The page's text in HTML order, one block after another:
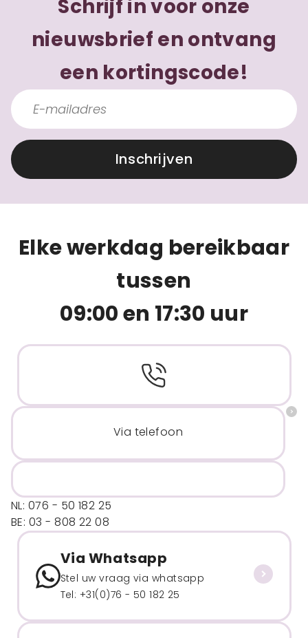
Schrijf in voor onze
nieuwsbrief en ontvang
een kortingscode!
Inschrijven
Elke werkdag bereikbaar
tussen
09:00 en 17:30 uur
Via telefoon
NL: 076 - 50 182 25
BE: 03 - 808 22 08
Via Whatsapp
Stel uw vraag via whatsapp
Tel: +31(0)76 - 50 182 25